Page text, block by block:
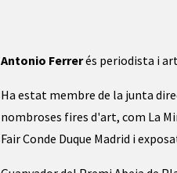
Antonio Ferrerés periodista i
Ha estat membre de la junta
nombroses fires d'art, com La
Fair Conde Duque Madrid i